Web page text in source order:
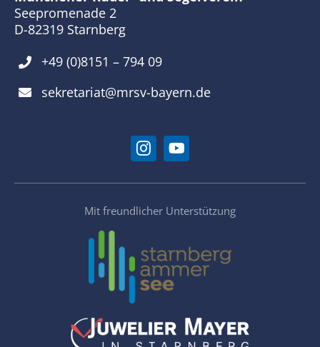
Seepromenade 2
D-82319 Starnberg
+49 (0)8151 – 794 09
sekretariat@mrsv-bayern.de
Mit freundlicher Unterstützung